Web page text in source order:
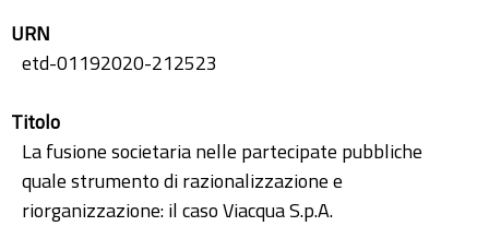
URN
etd-01192020-212523
Titolo
La fusione societaria nelle partecipate pubbliche
quale strumento di razionalizzazione e
riorganizzazione: il caso Viacqua S.p.A.